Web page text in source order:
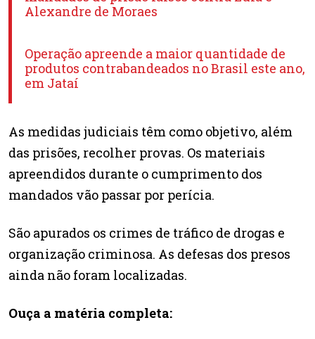
Alexandre de Moraes
Operação apreende a maior quantidade de
produtos contrabandeados no Brasil este ano,
em Jataí
As medidas judiciais têm como objetivo, além
das prisões, recolher provas. Os materiais
apreendidos durante o cumprimento dos
mandados vão passar por perícia.
São apurados os crimes de tráfico de drogas e
organização criminosa. As defesas dos presos
ainda não foram localizadas.
Ouça a matéria completa: